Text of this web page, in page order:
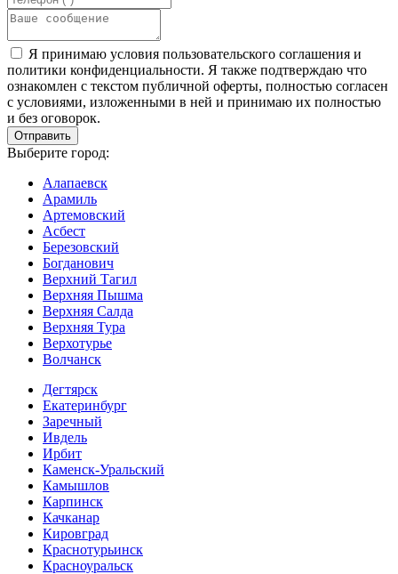
Я принимаю условия пользовательского соглашения и
политики конфиденциальности. Я также подтверждаю что
ознакомлен с текстом публичной оферты, полностью согласен
с условиями, изложенными в ней и принимаю их полностью
и без оговорок.
Выберите город:
Алапаевск
Арамиль
Артемовский
Асбест
Березовский
Богданович
Верхний Тагил
Верхняя Пышма
Верхняя Салда
Верхняя Тура
Верхотурье
Волчанск
Дегтярск
Екатеринбург
Заречный
Ивдель
Ирбит
Каменск-Уральский
Камышлов
Карпинск
Качканар
Кировград
Краснотурьинск
Красноуральск